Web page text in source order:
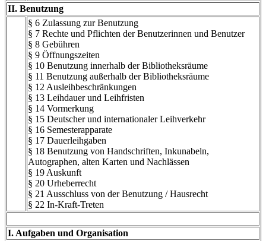
II. Benutzung
§ 6 Zulassung zur Benutzung
§ 7 Rechte und Pflichten der Benutzerinnen und Benutzer
§ 8 Gebühren
§ 9 Öffnungszeiten
§ 10 Benutzung innerhalb der Bibliotheksräume
§ 11 Benutzung außerhalb der Bibliotheksräume
§ 12 Ausleihbeschränkungen
§ 13 Leihdauer und Leihfristen
§ 14 Vormerkung
§ 15 Deutscher und internationaler Leihverkehr
§ 16 Semesterapparate
§ 17 Dauerleihgaben
§ 18 Benutzung von Handschriften, Inkunabeln,
Autographen, alten Karten und Nachlässen
§ 19 Auskunft
§ 20 Urheberrecht
§ 21 Ausschluss von der Benutzung / Hausrecht
§ 22 In-Kraft-Treten
I. Aufgaben und Organisation